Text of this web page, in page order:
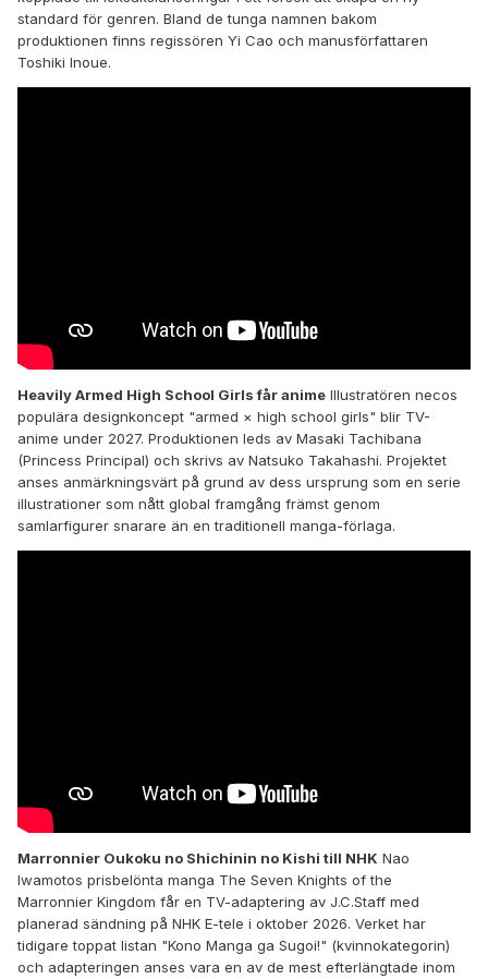
standard för genren. Bland de tunga namnen bakom
produktionen finns regissören Yi Cao och manusförfattaren
Toshiki Inoue.
Heavily Armed High School Girls får anime Illustratören necos
populära designkoncept "armed × high school girls" blir TV-
anime under 2027. Produktionen leds av Masaki Tachibana
(Princess Principal) och skrivs av Natsuko Takahashi. Projektet
anses anmärkningsvärt på grund av dess ursprung som en serie
illustrationer som nått global framgång främst genom
samlarfigurer snarare än en traditionell manga-förlaga.
Marronnier Oukoku no Shichinin no Kishi till NHK Nao
Iwamotos prisbelönta manga The Seven Knights of the
Marronnier Kingdom får en TV-adaptering av J.C.Staff med
planerad sändning på NHK E-tele i oktober 2026. Verket har
tidigare toppat listan "Kono Manga ga Sugoi!" (kvinnokategorin)
och adapteringen anses vara en av de mest efterlängtade inom